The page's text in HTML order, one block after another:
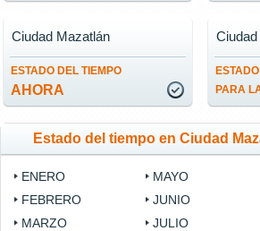
ESTADO DEL TIEMPO
AHORA
Ciudad Mazatlán
PARA
Estado del tiempo en Ciudad
ENERO
FEBRERO
MARZO
MAYO
JUNIO
JULIO